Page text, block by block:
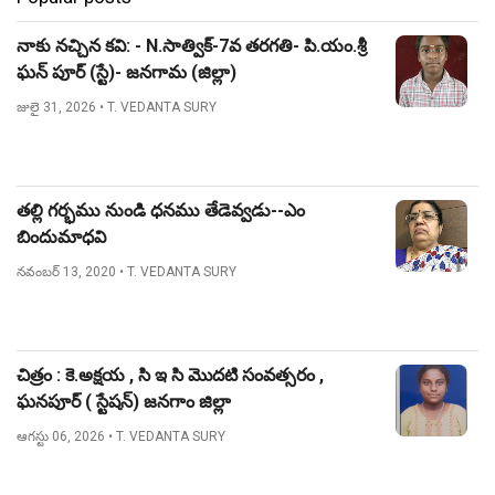
నాకు నచ్చిన కవి: - N.సాత్విక్-7వ తరగతి- పి.యం.శ్రీ
ఘన్ పూర్ (స్టే)- జనగామ (జిల్లా)
జులై 31, 2026 • T. VEDANTA SURY
తల్లి గర్భము నుండి ధనము తేడెవ్వడు--ఎం
బిందుమాధవి
నవంబర్ 13, 2020 • T. VEDANTA SURY
చిత్రం : కె.అక్షయ , సి ఇ సి మొదటి సంవత్సరం ,
ఘనపూర్ ( స్టేషన్) జనగాం జిల్లా
ఆగస్టు 06, 2026 • T. VEDANTA SURY